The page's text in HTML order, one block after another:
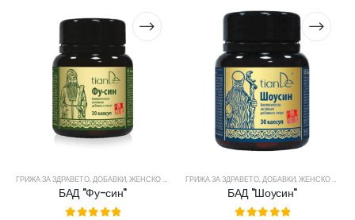
ЖЕНСКО ЗДРАВЕ,ЗДРАВЕ,НЕФРИТЕНА СВЕЖЕСТ
ГРИЖА ЗА ЗДРАВЕТО,ДОБАВКИ,ЖЕНСКО ЗДРАВЕ ,ЗДРАВЕ,МЪЖКО ЗДРАВЕ,ЧАЙОВЕ И ДОБАВКИ
БАД "Фу-син"
ГРИЖА ЗА ЗДРАВЕТО,ДОБАВКИ,ЖЕНСКО ЗДРАВЕ
БАД "Шоусин"